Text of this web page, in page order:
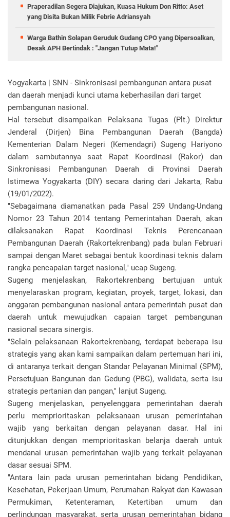
Praperadilan Segera Diajukan, Kuasa Hukum Don Ritto: Aset
yang Disita Bukan Milik Febrie Adriansyah
Warga Bathin Solapan Geruduk Gudang CPO yang Dipersoalkan,
Desak APH Bertindak : "Jangan Tutup Mata!"
Yogyakarta | SNN - Sinkronisasi pembangunan antara pusat
dan daerah menjadi kunci utama keberhasilan dari target
pembangunan nasional.
Hal tersebut disampaikan Pelaksana Tugas (Plt.) Direktur
Jenderal (Dirjen) Bina Pembangunan Daerah (Bangda)
Kementerian Dalam Negeri (Kemendagri) Sugeng Hariyono
dalam sambutannya saat Rapat Koordinasi (Rakor) dan
Sinkronisasi Pembangunan Daerah di Provinsi Daerah
Istimewa Yogyakarta (DIY) secara daring dari Jakarta, Rabu
(19/01/2022).
"Sebagaimana diamanatkan pada Pasal 259 Undang-Undang
Nomor 23 Tahun 2014 tentang Pemerintahan Daerah, akan
dilaksanakan Rapat Koordinasi Teknis Perencanaan
Pembangunan Daerah (Rakortekrenbang) pada bulan Februari
sampai dengan Maret sebagai bentuk koordinasi teknis dalam
rangka pencapaian target nasional," ucap Sugeng.
Sugeng menjelaskan, Rakortekrenbang bertujuan untuk
menyelaraskan program, kegiatan, proyek, target, lokasi, dan
anggaran pembangunan nasional antara pemerintah pusat dan
daerah untuk mewujudkan capaian target pembangunan
nasional secara sinergis.
"Selain pelaksanaan Rakortekrenbang, terdapat beberapa isu
strategis yang akan kami sampaikan dalam pertemuan hari ini,
di antaranya terkait dengan Standar Pelayanan Minimal (SPM),
Persetujuan Bangunan dan Gedung (PBG), walidata, serta isu
strategis pertanian dan pangan," lanjut Sugeng.
Sugeng menjelaskan, penyelenggara pemerintahan daerah
perlu memprioritaskan pelaksanaan urusan pemerintahan
wajib yang berkaitan dengan pelayanan dasar. Hal ini
ditunjukkan dengan memprioritaskan belanja daerah untuk
mendanai urusan pemerintahan wajib yang terkait pelayanan
dasar sesuai SPM.
"Antara lain pada urusan pemerintahan bidang Pendidikan,
Kesehatan, Pekerjaan Umum, Perumahan Rakyat dan Kawasan
Permukiman, Ketenteraman, Ketertiban umum dan
perlindungan masyarakat, serta urusan pemerintahan bidang